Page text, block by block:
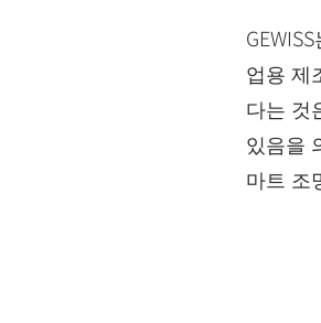
업용 제
다는 것
있음을
마트 조